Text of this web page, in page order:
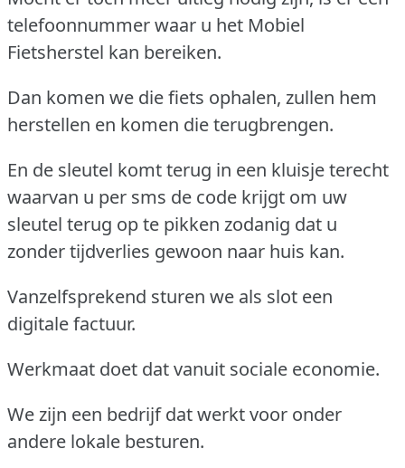
telefoonnummer waar u het Mobiel
Fietsherstel kan bereiken.
Dan komen we die fiets ophalen, zullen hem
herstellen en komen die terugbrengen.
En de sleutel komt terug in een kluisje terecht
waarvan u per sms de code krijgt om uw
sleutel terug op te pikken zodanig dat u
zonder tijdverlies gewoon naar huis kan.
Vanzelfsprekend sturen we als slot een
digitale factuur.
Werkmaat doet dat vanuit sociale economie.
We zijn een bedrijf dat werkt voor onder
andere lokale besturen.